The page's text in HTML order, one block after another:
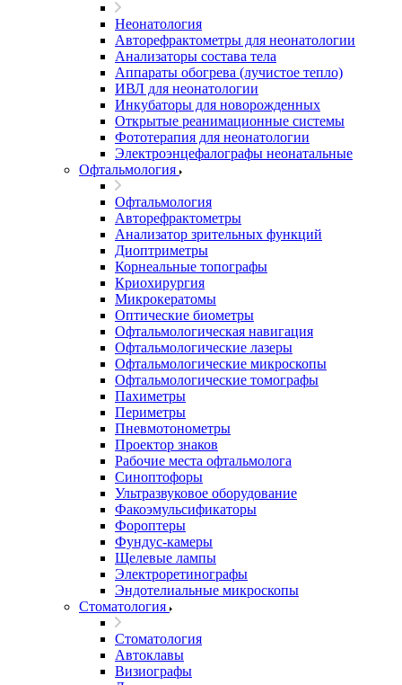
Неонатология
Авторефрактометры для неонатологии
Анализаторы состава тела
Аппараты обогрева (лучистое тепло)
ИВЛ для неонатологии
Инкубаторы для новорожденных
Открытые реанимационные системы
Фототерапия для неонатологии
Электроэнцефалографы неонатальные
Офтальмология
Офтальмология
Авторефрактометры
Анализатор зрительных функций
Диоптриметры
Корнеальные топографы
Криохирургия
Микрокератомы
Оптические биометры
Офтальмологическая навигация
Офтальмологические лазеры
Офтальмологические микроскопы
Офтальмологические томографы
Пахиметры
Периметры
Пневмотонометры
Проектор знаков
Рабочие места офтальмолога
Синоптофоры
Ультразвуковое оборудование
Факоэмульсификаторы
Фороптеры
Фундус-камеры
Щелевые лампы
Электроретинографы
Эндотелиальные микроскопы
Стоматология
Стоматология
Автоклавы
Визиографы